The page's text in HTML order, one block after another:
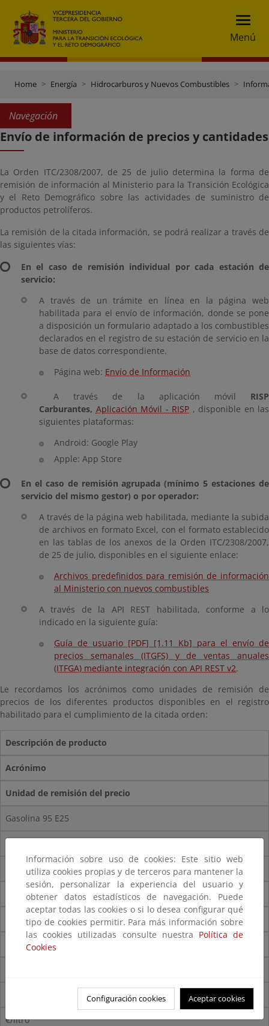
Menú
Home Energía Hidrocarburos y Nuevos Combustibles
Navegación
Envío de información de precios y cantidades
La Orden ITC/2308/2007, de 25 de julio determina la forma de
remisión de información al Ministerio para la Transición Ecológica
y el Reto Demográfico sobre las actividades de suministro de
productos petrolíferos.
La remisión de la citada información, se podrá realizar a través de
las siguientes vías:
En el caso de remisión individual por cada estación de
servicio:
A través de un trámite en línea en la página web
habilitada para el envío de información, donde se pone
a disposición un formulario adaptado a los combustibles
declarados en el registro de su estación de servicio en la
base de datos correspondiente.
Página web: Envío de Información
A través de la aplicación móvil RISP
Carburantes, Aplicación Móvil - RISP , disponible en las
siguientes plataformas:
Android: Google Play
Apple: App Store
En el caso de remisión agrupada (mínimo 5 estaciones de
servicio del mismo gestor) o por operador:
A través de la página web habilitada, mediante la subida
de archivos en formato Excel, con el formato establecido
en las tablas de los anexos de la Orden ITC/2308/2007,
de 25 de julio, disponibles en el siguiente enlace:
Archivos predefinidos para remisión de información
al Ministerio con nuevos combustibles
A través de la API REST habilitada, conforme a lo
indicado en la siguiente guía:
Guía de usuario [PDF] [1.11 Kb] para el envío de
precios semanales (ITGFS) y de ventas anuales
(ITFGA) mediante integración con API REST v2.
Le recordamos los acrónimos como unidades de remisión de
precios de los diferentes productos disponibles en el registro
habilitado para el cumplimiento de la citada orden:
Descripción de producto
Acrónimo
Unidad de remisión del precio
Gasolina 95 E25
G95E25
€/litro
Gasolina 95 E85
G95E85
€/litro
€/litro
Información sobre uso de cookies: Este sitio web
utiliza cookies propias y de terceros para mantener la
sesión, personalizar la experiencia del usuario y
obtener datos estadísticos de navegación. Puede
aceptar todas las cookies o si lo desea configurar qué
tipo de cookies permitir. Para más información sobre
las cookies utilizadas consulte nuestra Política de
Cookies
Configuración cookies Aceptar cookies